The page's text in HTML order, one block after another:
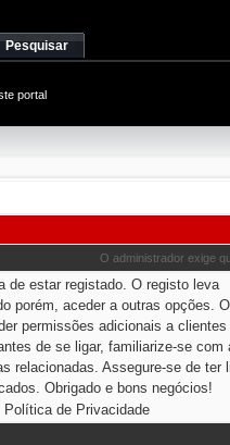
Pesquisar
portal
O administrador exige
de estar registado. O registo leva
porém, aceder a outras opções. O
permissões adicionais a clientes
de se ligar, familiarize-se com
relacionadas. Assegure-se de ter
Obrigado e bons negócios!
Política de Privacidade